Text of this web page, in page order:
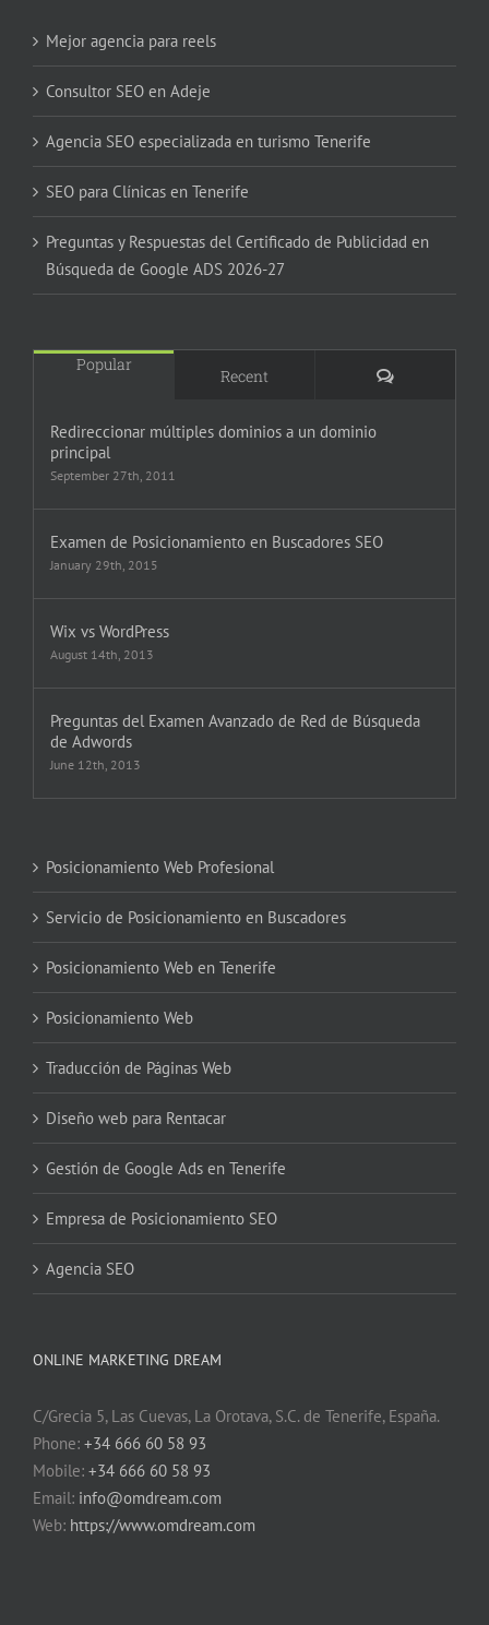
Mejor agencia para reels
Consultor SEO en Adeje
Agencia SEO especializada en turismo Tenerife
SEO para Clínicas en Tenerife
Preguntas y Respuestas del Certificado de Publicidad en
Búsqueda de Google ADS 2026-27
Popular
Recent Comments
Redireccionar múltiples dominios a un dominio
principal
September 27th, 2011
Examen de Posicionamiento en Buscadores SEO
January 29th, 2015
Wix vs WordPress
August 14th, 2013
Preguntas del Examen Avanzado de Red de Búsqueda
de Adwords
June 12th, 2013
Posicionamiento Web Profesional
Servicio de Posicionamiento en Buscadores
Posicionamiento Web en Tenerife
Posicionamiento Web
Traducción de Páginas Web
Diseño web para Rentacar
Gestión de Google Ads en Tenerife
Empresa de Posicionamiento SEO
Agencia SEO
ONLINE MARKETING DREAM
C/Grecia 5, Las Cuevas, La Orotava, S.C. de Tenerife, España.
Phone: +34 666 60 58 93
Mobile: +34 666 60 58 93
Email: info@omdream.com
Web: https://www.omdream.com